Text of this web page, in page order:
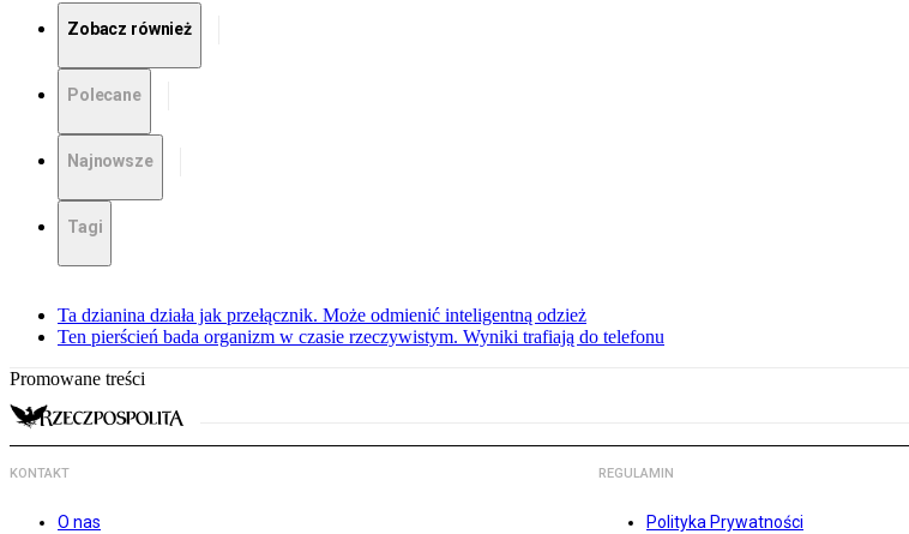
Zobacz również
Polecane
Najnowsze
Tagi
Ta dzianina działa jak przełącznik. Może odmienić inteligentną odzież
Ten pierścień bada organizm w czasie rzeczywistym. Wyniki trafiają do telefonu
Promowane treści
KONTAKT
O nas
REGULAMIN
Polityka Prywatności